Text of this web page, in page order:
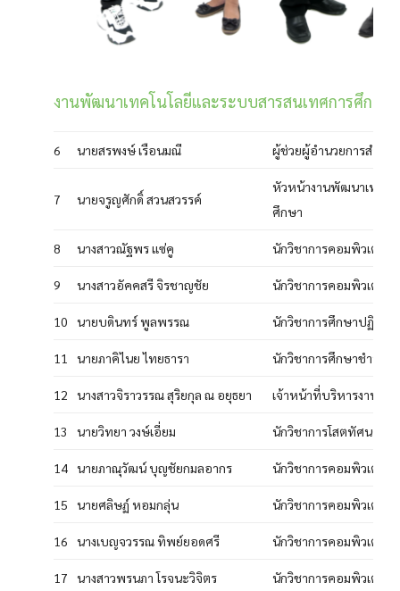
งานพัฒนาเทคโนโลยีและระบบสารสนเทศการศึกษา
6 นายสรพงษ์ เรือนมณี ผู้ช่วยผู้อำนวยการสำนัก
7 นายจรูญศักดิ์ สวนสวรรค์
หัวหน้างานพัฒนาเทคโน
ศึกษา
8 นางสาวณัฐพร แซ่คู นักวิชาการคอมพิวเตอร์
9 นางสาวอัคคสรี จิรชาญชัย นักวิชาการคอมพิวเตอร์
10 นายบดินทร์ พูลพรรณ นักวิชาการศึกษาปฏิบัติก
11 นายภาคิไนย ไทยธารา นักวิชาการศึกษาชำนาญ
12 นางสาวจิราวรรณ สุริยกุล ณ อยุธยา เจ้าหน้าที่บริหารงานทั่ว
13 นายวิทยา วงษ์เอี่ยม นักวิชาการโสตทัศนศึกษ
14 นายภาณุวัฒน์ บุญชัยกมลอากร นักวิชาการคอมพิวเตอร์
15 นายศลิษฏ์ หอมกลุ่น นักวิชาการคอมพิวเตอร์
16 นางเบญจวรรณ ทิพย์ยอดศรี นักวิชาการคอมพิวเตอร์
17 นางสาวพรนภา โรจนะวิจิตร นักวิชาการคอมพิวเตอร์